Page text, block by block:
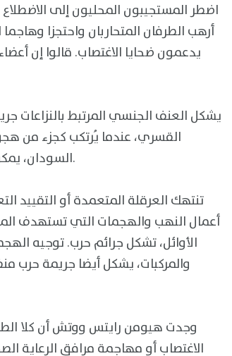
اضطر المستجيبون المحليون إلى
أرهب الطرفان المتحاربان واحتجزا
يدعمون ضحايا الاغتصاب. قالوا إن
يشكل العنف الجنسي المرتبط بالنزاعات
القسري، عندما يُرتكب كجزء من
السودان، يمكن التحقيق فيه وإجراء محاكمات بشأنه باعتباره جريمة ضد الإنسانية.
تنتهك العرقلة المتعمدة أو التقييد
أعمال النهب والهجمات التي تستهدف
الأوائل، تشكل جرائم حرب. توجيه
والمركبات، يشكل أيضا جريمة حرب
وجدت هيومن رايتس ووتش أن كلا
الاغتصاب أو مهاجمة مرافق الرعاية